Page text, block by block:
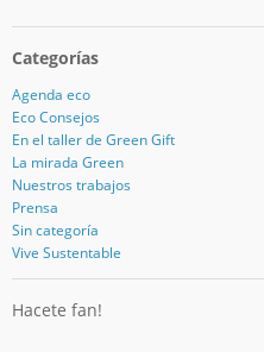
Categorías
Agenda eco
Eco Consejos
En el taller de Green Gift
La mirada Green
Nuestros trabajos
Prensa
Sin categoría
Vive Sustentable
Hacete fan!